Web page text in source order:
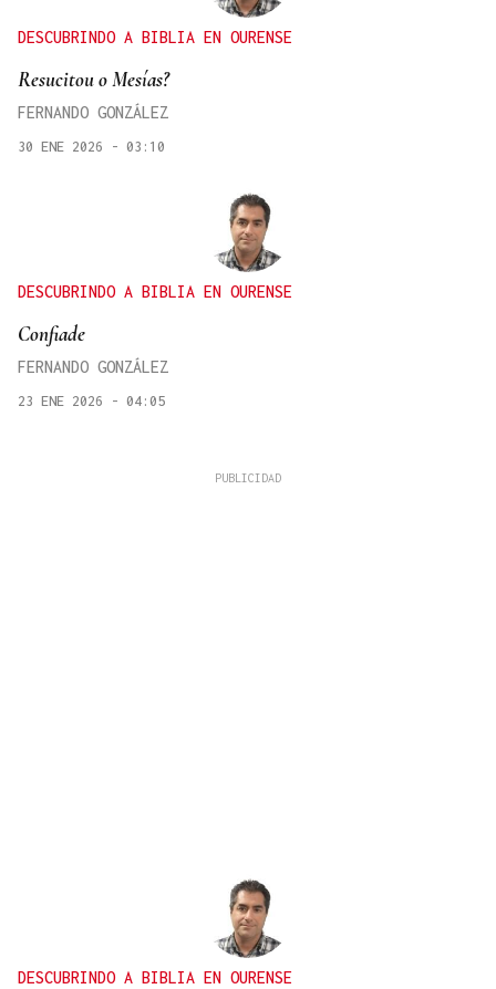
DESCUBRINDO A BIBLIA EN OURENSE
Resucitou o Mesías?
FERNANDO GONZÁLEZ
30 ENE 2026 - 03:10
DESCUBRINDO A BIBLIA EN OURENSE
Confiade
FERNANDO GONZÁLEZ
23 ENE 2026 - 04:05
DESCUBRINDO A BIBLIA EN OURENSE